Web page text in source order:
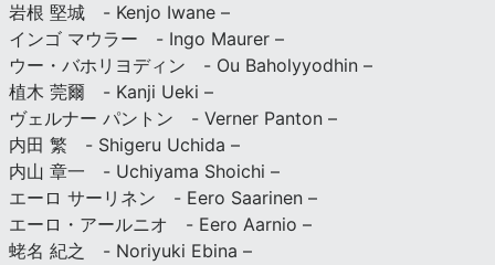
岩根 堅城 - Kenjo Iwane –
インゴ マウラー - Ingo Maurer –
ウー・バホリヨディン - Ou Baholyyodhin –
植木 莞爾 - Kanji Ueki –
ヴェルナー パントン - Verner Panton –
内田 繁 - Shigeru Uchida –
内山 章一 - Uchiyama Shoichi –
エーロ サーリネン - Eero Saarinen –
エーロ・アールニオ - Eero Aarnio –
蛯名 紀之 - Noriyuki Ebina –